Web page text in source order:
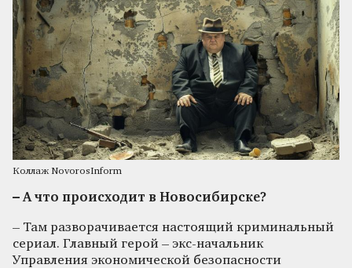
Коллаж NovorosInform
– А что происходит в Новосибирске?
– Там разворачивается настоящий криминальный
сериал. Главный герой – экс-начальник
Управления экономической безопасности